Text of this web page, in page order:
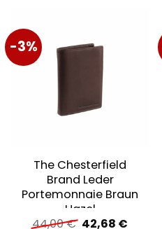
-3%
The Chesterfield
Brand Leder
Portemonnaie Braun
Hazel
44,00€ Ursprünglicher
42,68 €